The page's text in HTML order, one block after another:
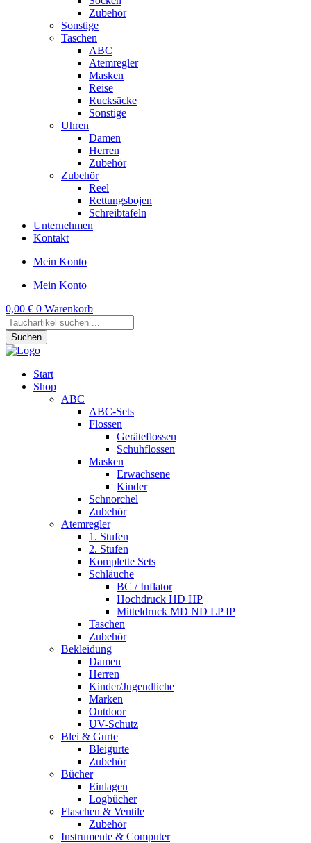
Zubehör
Sonstige
Taschen
ABC
Atemregler
Masken
Reise
Rucksäcke
Sonstige
Uhren
Damen
Herren
Zubehör
Zubehör
Reel
Rettungsbojen
Schreibtafeln
Unternehmen
Kontakt
Mein Konto
Mein Konto
0,00 € 0 Warenkorb
Products
search
Suchen
Start
Shop
ABC
ABC-Sets
Flossen
Geräteflossen
Schuhflossen
Masken
Erwachsene
Kinder
Schnorchel
Zubehör
Atemregler
1. Stufen
2. Stufen
Komplette Sets
Schläuche
BC / Inflator
Hochdruck HD HP
Mitteldruck MD ND LP IP
Taschen
Zubehör
Bekleidung
Damen
Herren
Kinder/Jugendliche
Marken
Outdoor
UV-Schutz
Blei & Gurte
Bleigurte
Zubehör
Bücher
Einlagen
Logbücher
Flaschen & Ventile
Zubehör
Instrumente & Computer